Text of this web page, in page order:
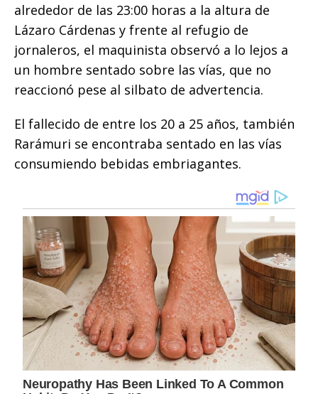
alrededor de las 23:00 horas a la altura de
Lázaro Cárdenas y frente al refugio de
jornaleros, el maquinista observó a lo lejos a
un hombre sentado sobre las vías, que no
reaccionó pese al silbato de advertencia.
El fallecido de entre los 20 a 25 años, también
Rarámuri se encontraba sentado en las vías
consumiendo bebidas embriagantes.